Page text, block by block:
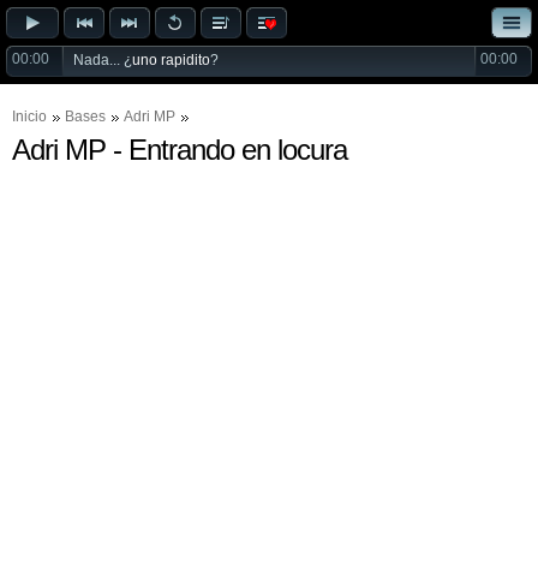
00:00 Nada... ¿uno rapidito? 00:00
Inicio Bases Adri MP
Adri MP - Entrando en locura